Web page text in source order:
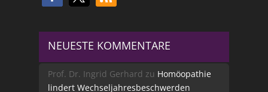
NEUESTE KOMMENTARE
Prof. Dr. Ingrid Gerhard zu Homöopathie
lindert Wechseljahresbeschwerden